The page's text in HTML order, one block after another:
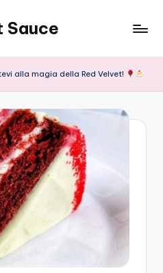
Sauce
alla magia della Red Velvet!